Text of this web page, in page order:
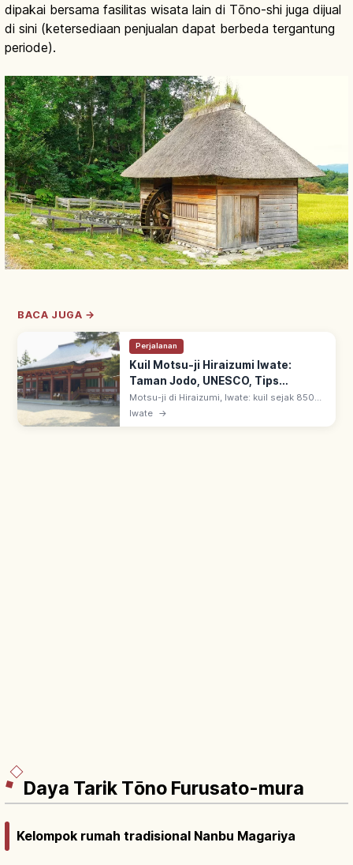
dipakai bersama fasilitas wisata lain di Tōno-shi juga dijual
di sini (ketersediaan penjualan dapat berbeda tergantung
periode).
BACA JUGA →
Perjalanan
Kuil Motsu-ji Hiraizumi Iwate:
Taman Jodo, UNESCO, Tips
Berkunjung
Motsu-ji di Hiraizumi, Iwate: kuil sejak 850
oleh Jikaku Daishi Ennin. Taman Jodo gaya
Iwate →
Daya Tarik Tōno Furusato-mura
Kelompok rumah tradisional Nanbu Magariya